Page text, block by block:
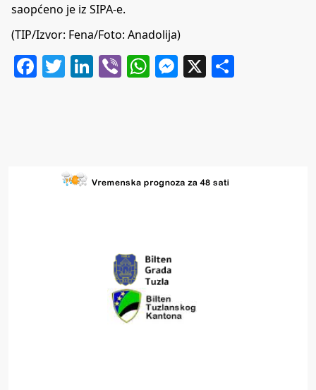
saopćeno je iz SIPA-e.
(TIP/Izvor: Fena/Foto: Anadolija)
Facebook
Twitter
LinkedIn
ViberWhatsApp
Messenger
X